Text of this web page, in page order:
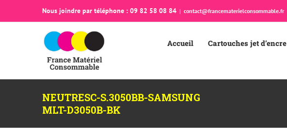
Nous joindre par téléphone : 09 82 58 08 84 | contact@francematerielconsommable.fr
Accueil Cartouches jet d’encre
NEUTRESC-S.3050BB-SAMSUNG
MLT-D3050B-BK